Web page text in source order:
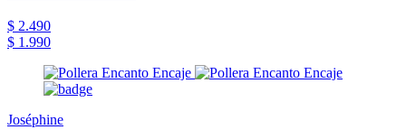
$ 2.490
$ 1.990
Joséphine